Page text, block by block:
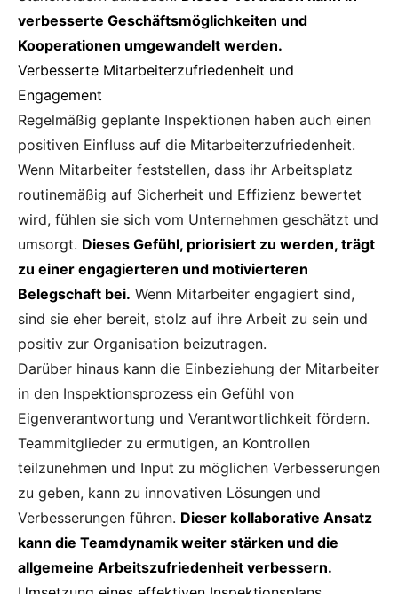
verbesserte Geschäftsmöglichkeiten und
Kooperationen umgewandelt werden.
Verbesserte Mitarbeiterzufriedenheit und
Engagement
Regelmäßig geplante Inspektionen haben auch einen
positiven Einfluss auf die Mitarbeiterzufriedenheit.
Wenn Mitarbeiter feststellen, dass ihr Arbeitsplatz
routinemäßig auf Sicherheit und Effizienz bewertet
wird, fühlen sie sich vom Unternehmen geschätzt und
umsorgt. Dieses Gefühl, priorisiert zu werden, trägt
zu einer engagierteren und motivierteren
Belegschaft bei. Wenn Mitarbeiter engagiert sind,
sind sie eher bereit, stolz auf ihre Arbeit zu sein und
positiv zur Organisation beizutragen.
Darüber hinaus kann die Einbeziehung der Mitarbeiter
in den Inspektionsprozess ein Gefühl von
Eigenverantwortung und Verantwortlichkeit fördern.
Teammitglieder zu ermutigen, an Kontrollen
teilzunehmen und Input zu möglichen Verbesserungen
zu geben, kann zu innovativen Lösungen und
Verbesserungen führen. Dieser kollaborative Ansatz
kann die Teamdynamik weiter stärken und die
allgemeine Arbeitszufriedenheit verbessern.